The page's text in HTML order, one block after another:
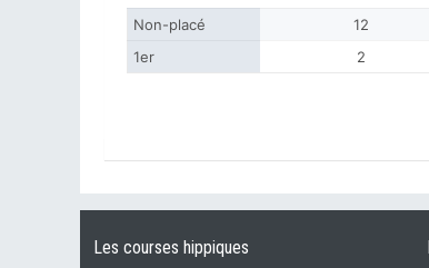
Non-placé 12
1er
2
Les courses hippiques